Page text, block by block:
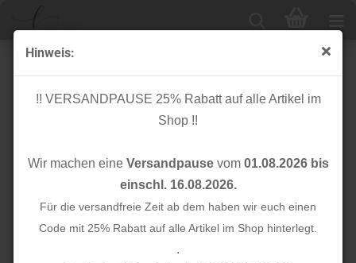
Hinweis:
!! VERSANDPAUSE 25% Rabatt auf alle Artikel im
Shop !!
Wir machen eine Versandpausevom 01.08.2026 bis
einschl. 16.08.2026.
Für die versandfreie Zeit ab dem haben wir euch einen
Code mit 25% Rabatt auf alle Artikel im Shop hinterlegt.
.
Bio Flachkordel - 2,0 cm - garda A13 - Bliss - Albstoffe -
Hamburger Liebe